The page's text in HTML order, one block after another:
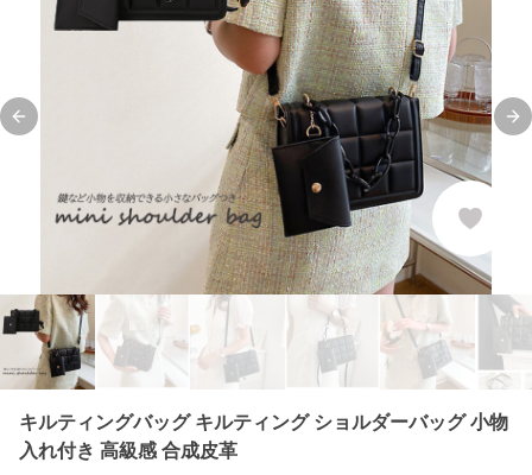
Previous slide
キルティングバッグ キルティング ショルダーバッグ 小物
入れ付き 高級感 合成皮革